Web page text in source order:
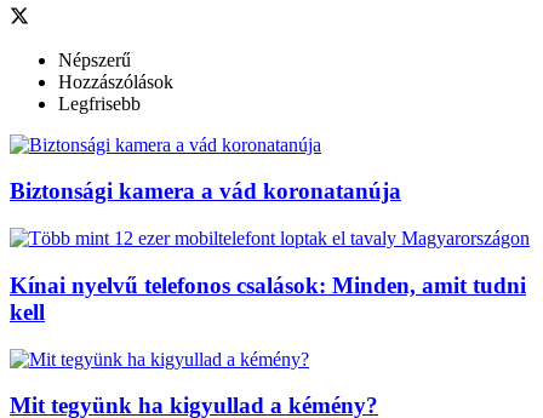
Népszerű
Hozzászólások
Legfrisebb
Biztonsági kamera a vád koronatanúja
Kínai nyelvű telefonos csalások: Minden, amit tudni
kell
Mit tegyünk ha kigyullad a kémény?